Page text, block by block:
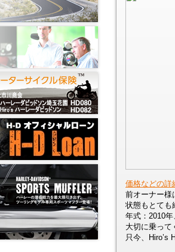
価格などの詳
前オーナー様
状態もとて
年式：2010
大切に乗って
只今、Hiro’s